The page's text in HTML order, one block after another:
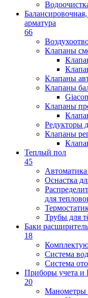
арматура
66
Клапаны
Клапаны
Клапаны
Клапаны
Редукторы
Клапаны
Теплый пол
45
Автоматика
Оснастка
для
Трубы для
Баки
18
Система
Система
Приборы учета
20
Манометры